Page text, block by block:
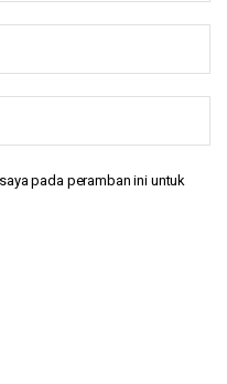
pada peramban ini untuk